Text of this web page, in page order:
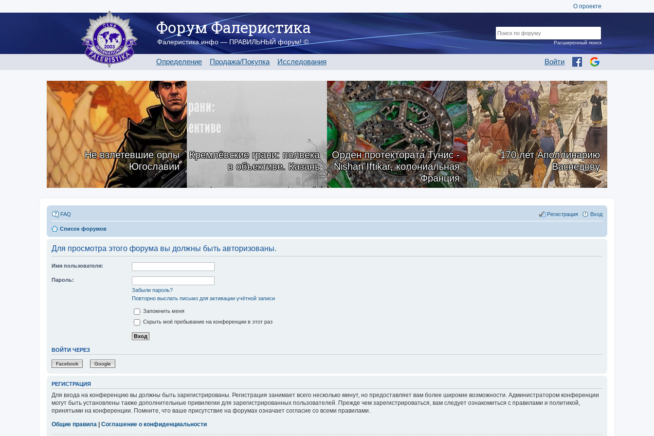
О проекте
Форум Фалеристика
Фалеристика.инфо — ПРАВИЛЬНЫЙ форум! ©
Определение Продажа/Покупка Исследования Войти
Расширенный поиск
Не взлетевшие орлы
Югославии
Кремлёвские грани: полвека
в объективе. Казань
Орден протектората Тунис -
Nishan Iftikar, колониальная
Франция
170 лет Аполлинарию
Васнецову
FAQ Вход
Регистрация
Список форумов
Для просмотра этого форума вы должны быть авторизованы.
Имя пользователя:
Пароль:
Забыли пароль?
Повторно выслать письмо для активации учётной записи
Запомнить меня
Скрыть моё пребывание на конференции в этот раз
ВОЙТИ ЧЕРЕЗ
Facebook Google
РЕГИСТРАЦИЯ
Для входа на конференцию вы должны быть зарегистрированы. Регистрация занимает всего несколько минут, но предоставляет вам более широкие возможности. Администратором конференции
могут быть установлены также дополнительные привилегии для зарегистрированных пользователей. Прежде чем зарегистрироваться, вам следует ознакомиться с правилами и политикой,
принятыми на конференции. Помните, что ваше присутствие на форумах означает согласие со всеми правилами.
Общие правила
Соглашение о конфиденциальности